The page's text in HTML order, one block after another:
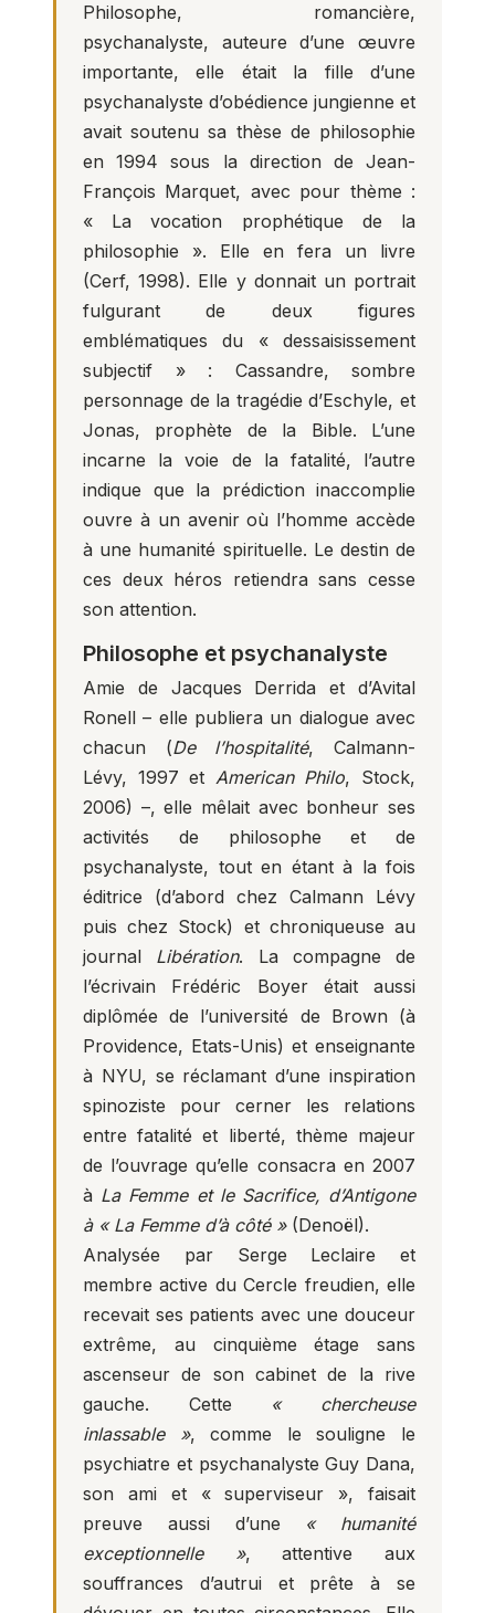
Philosophe, romancière,
psychanalyste, auteure d’une œuvre
importante, elle était la fille d’une
psychanalyste d’obédience jungienne et
avait soutenu sa thèse de philosophie
en 1994 sous la direction de Jean-
François Marquet, avec pour thème :
« La vocation prophétique de la
philosophie ». Elle en fera un livre
(Cerf, 1998). Elle y donnait un portrait
fulgurant de deux figures
emblématiques du « dessaisissement
subjectif » : Cassandre, sombre
personnage de la tragédie d’Eschyle, et
Jonas, prophète de la Bible. L’une
incarne la voie de la fatalité, l’autre
indique que la prédiction inaccomplie
ouvre à un avenir où l’homme accède
à une humanité spirituelle. Le destin de
ces deux héros retiendra sans cesse
son attention.
Philosophe et psychanalyste
Amie de Jacques Derrida et d’Avital
Ronell – elle publiera un dialogue avec
chacun (De l’hospitalité, Calmann-
Lévy, 1997 et American Philo, Stock,
2006) –, elle mêlait avec bonheur ses
activités de philosophe et de
psychanalyste, tout en étant à la fois
éditrice (d’abord chez Calmann Lévy
puis chez Stock) et chroniqueuse au
journal Libération. La compagne de
l’écrivain Frédéric Boyer était aussi
diplômée de l’université de Brown (à
Providence, Etats-Unis) et enseignante
à NYU, se réclamant d’une inspiration
spinoziste pour cerner les relations
entre fatalité et liberté, thème majeur
de l’ouvrage qu’elle consacra en 2007
à La Femme et le Sacrifice, d’Antigone
à « La Femme d’à côté »(Denoël).
Analysée par Serge Leclaire et
membre active du Cercle freudien, elle
recevait ses patients avec une douceur
extrême, au cinquième étage sans
ascenseur de son cabinet de la rive
gauche. Cette « chercheuse
inlassable », comme le souligne le
psychiatre et psychanalyste Guy Dana,
son ami et « superviseur », faisait
preuve aussi d’une « humanité
exceptionnelle », attentive aux
souffrances d’autrui et prête à se